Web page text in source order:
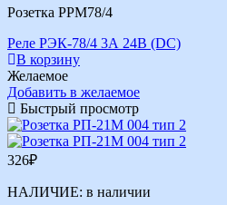
Розетка РРМ78/4
Реле РЭК-78/4 3А 24В (DС)
В корзину
Желаемое
Добавить в желаемое
Быстрый просмотр
326₽
НАЛИЧИЕ: в наличии